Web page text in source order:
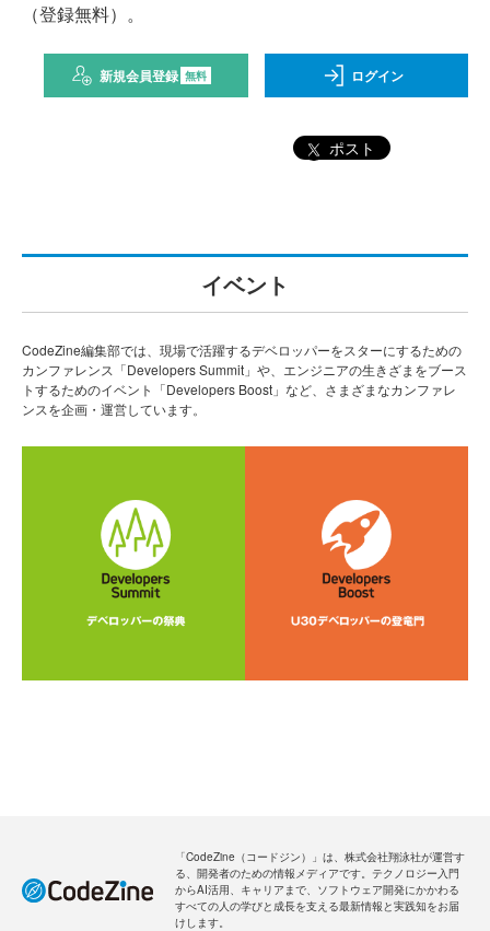
（登録無料）。
新規会員登録 無料 ログイン
ポスト
イベント
CodeZine編集部では、現場で活躍するデベロッパーをスターにするための
カンファレンス「Developers Summit」や、エンジニアの生きざまをブース
トするためのイベント「Developers Boost」など、さまざまなカンファレ
ンスを企画・運営しています。
「CodeZine（コードジン）」は、株式会社翔泳社が運営す
る、開発者のための情報メディアです。テクノロジー入門
からAI活用、キャリアまで、ソフトウェア開発にかかわる
すべての人の学びと成長を支える最新情報と実践知をお届
けします。